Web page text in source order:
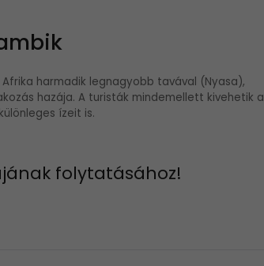
harmadik legnagyobb tavával (Nyasa),
hazája. A turisták mindemellett kivehetik a
ízeit is.
folytatásához!